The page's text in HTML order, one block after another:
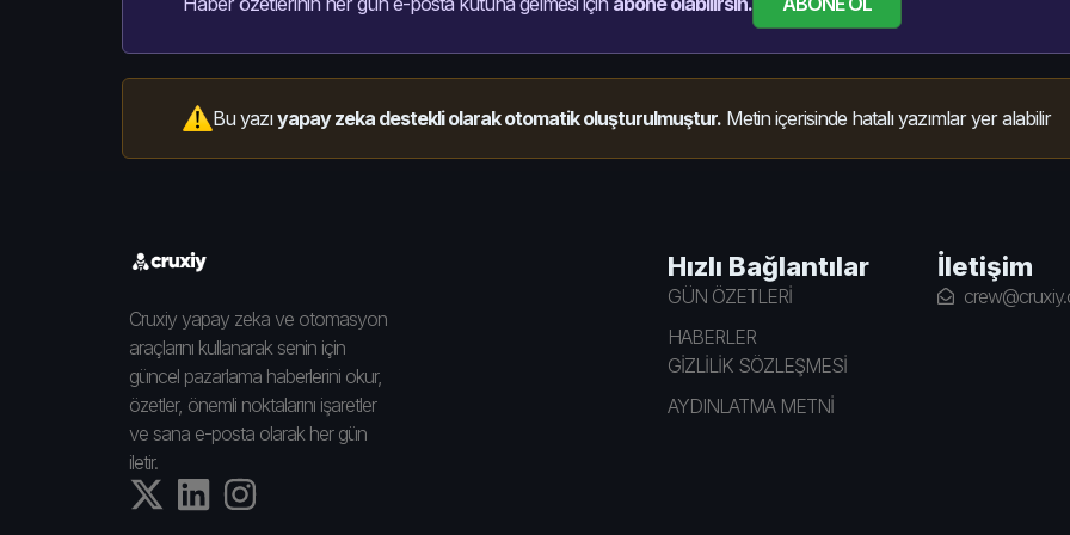
Bu yazıyapay zeka destekli olarak otomatik oluşturulmuştur. Metin içerisinde hatalı yazımlar yer alabilir
Cruxiy yapay zeka ve otomasyon
araçlarını kullanarak senin için
güncel pazarlama haberlerini okur,
özetler, önemli noktalarını işaretler
ve sana e-posta olarak her gün
iletir.
Hızlı Bağlantılar
GÜN ÖZETLERİ
HABERLER
GİZLİLİK SÖZLEŞMESİ
AYDINLATMA METNİ
İletişim